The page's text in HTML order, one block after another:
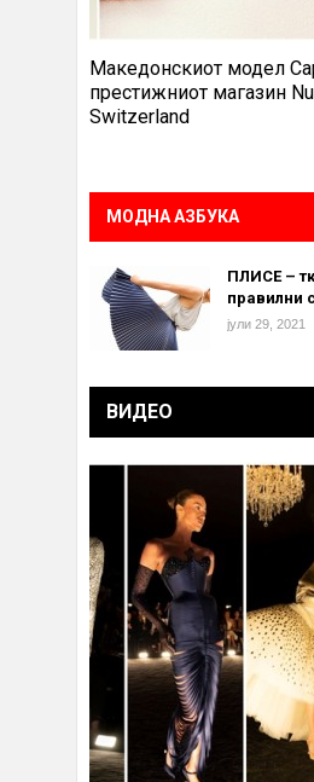
Македонскиот модел
престижниот магазин
Switzerland
МОДНА АЗБУКА
ПЛИСЕ –
правилни
јули 29, 2021
ВИДЕО